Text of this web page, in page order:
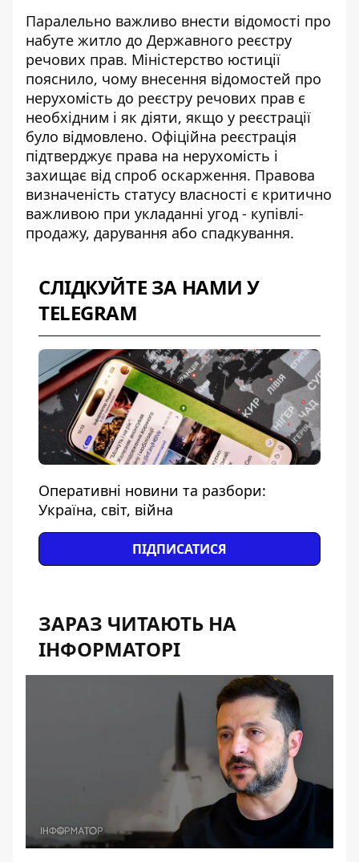
Паралельно важливо внести відомості про
набуте житло до Державного реєстру
речових прав. Міністерство юстиції
пояснило, чому внесення відомостей про
нерухомість до реєстру речових прав є
необхідним і як діяти, якщо у реєстрації
було відмовлено. Офіційна реєстрація
підтверджує права на нерухомість і
захищає від спроб оскарження. Правова
визначеність статусу власності є критично
важливою при укладанні угод - купівлі-
продажу, дарування або спадкування.
СЛІДКУЙТЕ ЗА НАМИ У
TELEGRAM
Оперативні новини та разбори:
Україна, світ, війна
ПІДПИСАТИСЯ
ЗАРАЗ ЧИТАЮТЬ НА
ІНФОРМАТОРІ